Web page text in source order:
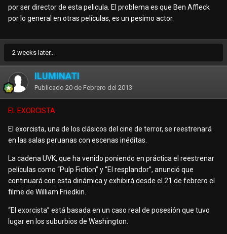
por ser director de esta pelicula. El problema es que Ben Affleck
por lo general en otras películas, es un pesimo actor.
2 weeks later...
ILUMINATI
Publicado 20 de Febrero del 2013
EL EXORCISTA
El exorcista, una de los clásicos del cine de terror, se reestrenará
en las salas peruanas con escenas inéditas.
La cadena UVK, que ha venido poniendo en práctica el reestrenar
películas como “Pulp Fiction” y “El resplandor”, anunció que
continuará con esta dinámica y exhibirá desde el 21 de febrero el
filme de William Friedkin.
“El exorcista” está basada en un caso real de posesión que tuvo
lugar en los suburbios de Washington.